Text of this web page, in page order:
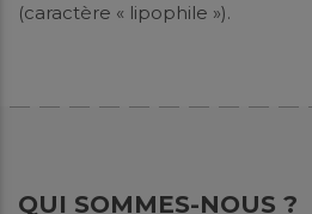
(caractère « lipophile »).
QUI SOMMES-NOUS ?